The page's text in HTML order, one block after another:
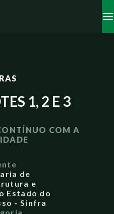
1, 2 E 3
COM A
de
e
Estado do
- Sinfra